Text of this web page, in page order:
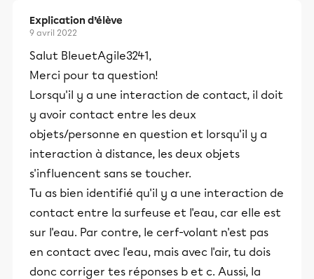
Explication d’élève
9 avril 2022
Salut BleuetAgile3241,
Merci pour ta question!
Lorsqu'il y a une interaction de contact, il doit
y avoir contact entre les deux
objets/personne en question et lorsqu'il y a
interaction à distance, les deux objets
s'influencent sans se toucher.
Tu as bien identifié qu'il y a une interaction de
contact entre la surfeuse et l'eau, car elle est
sur l'eau. Par contre, le cerf-volant n'est pas
en contact avec l'eau, mais avec l'air, tu dois
donc corriger tes réponses b et c. Aussi, la